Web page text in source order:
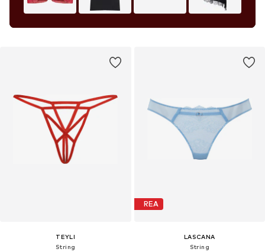
TEYLI
String
REA
LASCANA
String